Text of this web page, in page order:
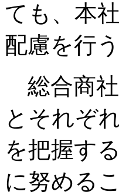
ても、本
配慮を行
総合商社
とそれぞ
を把握す
に努める